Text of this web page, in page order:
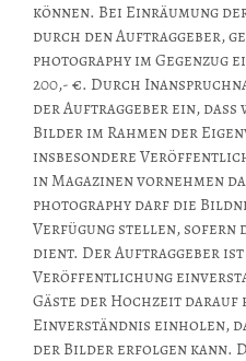
können. Bei Einräumung
durch den Auftraggeber,
photography im Gegenzug
200,- €. Durch
der Auftraggeber ein,
Bilder im Rahmen der
insbesondere
in Magazinen vornehmen
photography darf die
Verfügung stellen, sofern
dient. Der Auftraggeber
Veröffentlichung
Gäste der Hochzeit darauf
Einverständnis einholen,
der Bilder erfolgen kann.